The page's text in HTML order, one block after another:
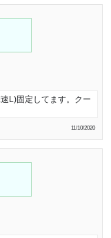
L)固定してます。クー
11/10/2020